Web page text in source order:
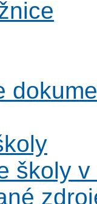
školy v